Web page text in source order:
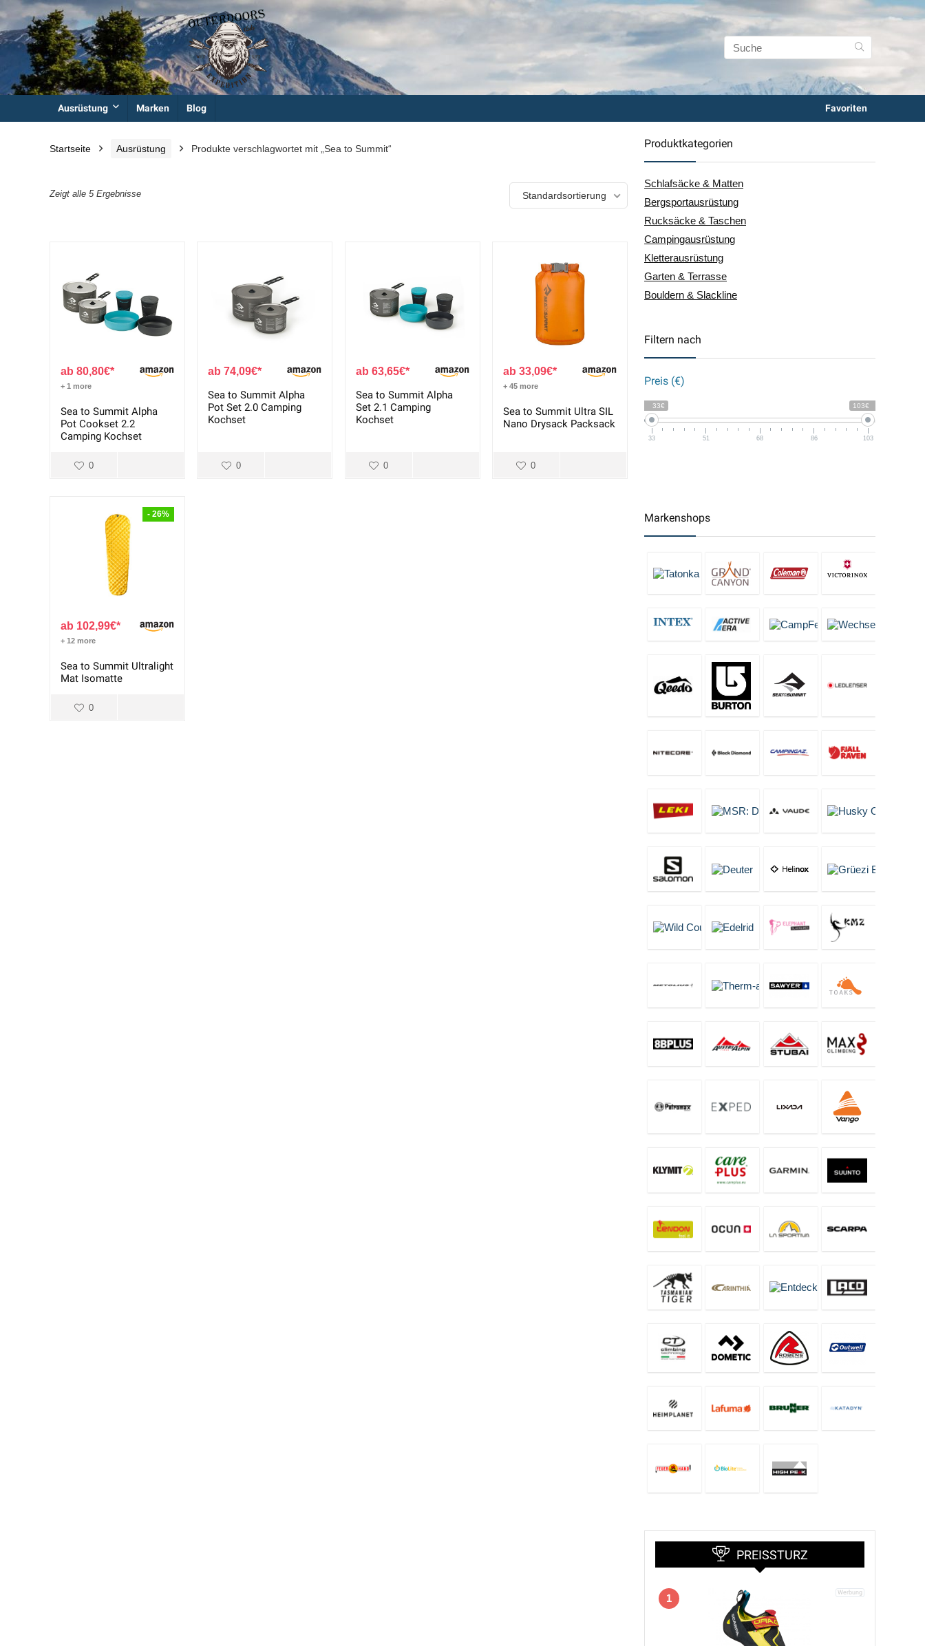
Ausrüstung Marken Blog Favoriten
Startseite Ausrüstung Produkte verschlagwortet mit „Sea to Summit“
Zeigt alle 5 Ergebnisse Standardsortierung
80,80€
+ 1 more
Sea to Summit Alpha
Pot Cookset 2.2
Camping Kochset
0
74,09€
Sea to Summit Alpha
Pot Set 2.0 Camping
Kochset
0
63,65€
Sea to Summit Alpha
Set 2.1 Camping
Kochset
0
33,09€
+ 45 more
Sea to Summit Ultra SIL
Nano Drysack Packsack
0
- 26%
102,99€
+ 12 more
Sea to Summit Ultralight
Mat Isomatte
0
Produktkategorien
Schlafsäcke & Matten
Bergsportausrüstung
Rucksäcke & Taschen
Campingausrüstung
Kletterausrüstung
Garten & Terrasse
Bouldern & Slackline
Filtern nach
Preis (€)
33€ 103€
33 51 68 86 103
Markenshops
PREISSTURZ
1